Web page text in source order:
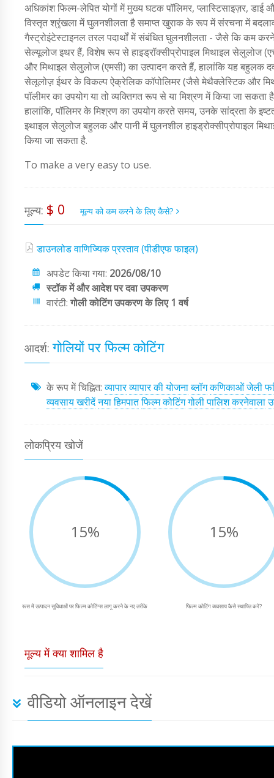
अधिकांश फिल्म-लेपित योगों में मुख्य घटक पॉलिमर, प्लास्टिसाइज़र,
विस्तृत श्रृंखला में घुलनशीलता है समाप्त खुराक के रूप में संरचना में
गैस्ट्रोइंटेस्टाइनल तरल पदार्थों में संबंधित घुलनशीलता - जैसे कि कम
सेल्यूलोज इथर हैं, विशेष रूप से हाइड्रॉक्सीप्रोपाइल मिथाइल सेलुलोज
और मिथाइल सेलुलोज (एमसी) का उत्पादन करते हैं, हालांकि यह बहुलक
सेलूलोज़ ईथर के विकल्प ऐक्रेलिक कॉपोलिमर (जैसे मेथैक्लेस्टिक और
पॉलीमर का उपयोग या तो व्यक्तिगत रूप से या मिश्रण में किया जा
हालांकि, पॉलिमर के मिश्रण का उपयोग करते समय, उनके सांद्रता के
इथाइल सेलुलोज बहुलक और पानी में घुलनशील हाइड्रोक्सीप्रोपाइल
किया जा सकता है.
To make a very easy to use.
मूल्य: $ 0 मूल्य को कम करने के लिए कैसे?
डाउनलोड वाणिज्यिक प्रस्ताव (पीडीएफ फाइल)
अपडेट किया गया: 2026/08/10
स्टॉक में और आदेश पर दवा उपकरण
वारंटी:गोली कोटिंग उपकरण के लिए 1 वर्ष
आदर्श: गोलियों पर फिल्म कोटिंग
के रूप में चिह्नित:व्यापारव्यापार की योजनाब्लॉगकणिकाओंजेली
व्यवसाय खरीदेंनयाहिमपातफिल्म कोटिंगगोली पालिश करनेवाला
लोकप्रिय खोजें
15%
रूस में उत्पादन सुविधाओं पर फिल्म कोटिंग्स लागू करने के नए तरीके
15%
फिल्म कोटिंग व्यवसाय कैसे स्थापित करें?
मूल्य में क्या शामिल है
वीडियो ऑनलाइन देखें